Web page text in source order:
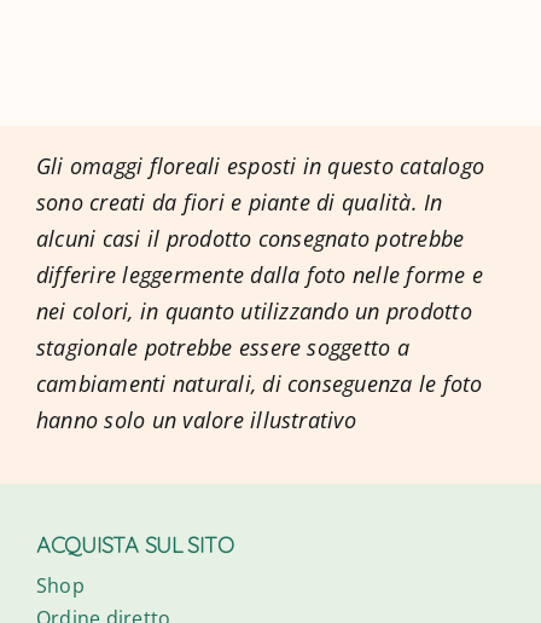
Gli omaggi floreali esposti in questo catalogo
sono creati da fiori e piante di qualità. In
alcuni casi il prodotto consegnato potrebbe
differire leggermente dalla foto nelle forme e
nei colori, in quanto utilizzando un prodotto
stagionale potrebbe essere soggetto a
cambiamenti naturali, di conseguenza le foto
hanno solo un valore illustrativo
ACQUISTA SUL SITO
Shop